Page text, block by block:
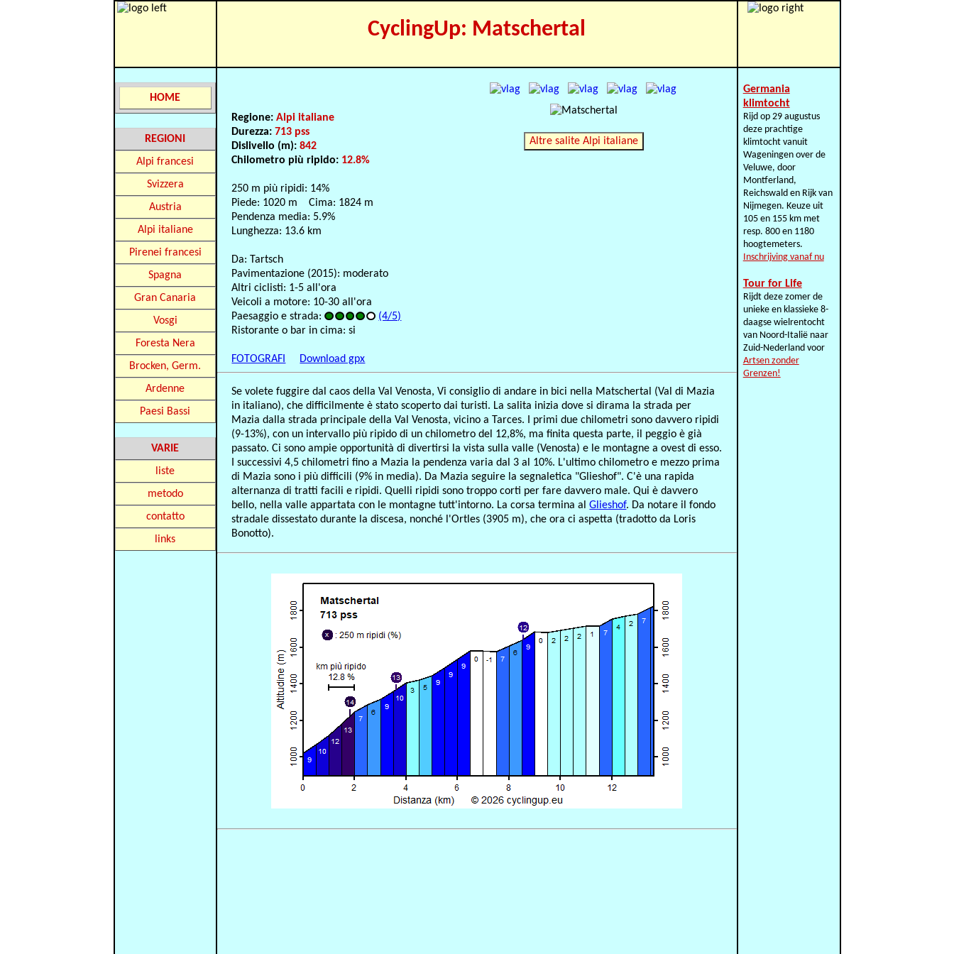
CyclingUp: Matschertal
HOME
REGIONI
Alpi francesi
Svizzera
Austria
Alpi italiane
Pirenei francesi
Spagna
Gran Canaria
Vosgi
Foresta Nera
Brocken, Germ.
Ardenne
Paesi Bassi
VARIE
liste
metodo
contatto
links
Regione:Alpi italiane
Durezza:713 pss
Dislivello (m):842
Chilometro più ripido: 12.8%
250 m più ripidi: 14%
Piede: 1020 m Cima: 1824 m
Pendenza media: 5.9%
Lunghezza: 13.6 km
Da: Tartsch
Pavimentazione (2015): moderato
Altri ciclisti: 1-5 all'ora
Veicoli a motore: 10-30 all'ora
Paesaggio e strada:
(4/5)
Ristorante o bar in cima: si
FOTOGRAFI Download gpx
Altre salite Alpi italiane
Se volete fuggire dal caos della Val Venosta, Vi consiglio di andare in bici nella Matschertal (Val di Mazia
in italiano), che difficilmente è stato scoperto dai turisti. La salita inizia dove si dirama la strada per
Mazia dalla strada principale della Val Venosta, vicino a Tarces. I primi due chilometri sono davvero ripidi
(9-13%), con un intervallo più ripido di un chilometro del 12,8%, ma finita questa parte, il peggio è già
passato. Ci sono ampie opportunità di divertirsi la vista sulla valle (Venosta) e le montagne a ovest di esso.
I successivi 4,5 chilometri fino a Mazia la pendenza varia dal 3 al 10%. L'ultimo chilometro e mezzo prima
di Mazia sono i più difficili (9% in media). Da Mazia seguire la segnaletica "Glieshof". C'è una rapida
alternanza di tratti facili e ripidi. Quelli ripidi sono troppo corti per fare davvero male. Qui è davvero
bello, nella valle appartata con le montagne tutt'intorno. La corsa termina alGlieshof. Da notare il fondo
stradale dissestato durante la discesa, nonché l'Ortles (3905 m), che ora ci aspetta (tradotto da Loris
Bonotto).
Germania
klimtocht
Rijd op 29 augustus
deze prachtige
klimtocht vanuit
Wageningen over de
Veluwe, door
Montferland,
Reichswald en Rijk van
Nijmegen. Keuze uit
105 en 155 km met
resp. 800 en 1180
hoogtemeters.
Inschrijving vanaf nu
Tour for Life
Rijdt deze zomer de
unieke en klassieke 8-
daagse wielrentocht
van Noord-Italië naar
Zuid-Nederland voor
Artsen zonder
Grenzen!